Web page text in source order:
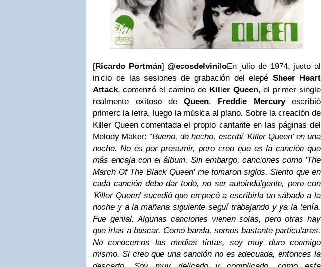
[Ricardo Portmán] @ecosdelviniloEn julio de 1974, justo al
inicio de las sesiones de grabación del elepéSheer Heart
Attack, comenzó el camino de Killer Queen, el primer single
realmente exitoso de Queen. Freddie Mercuryescribió
primero la letra, luego la música al piano. Sobre la creación de
Killer Queen comentada el propio cantante en las páginas del
Melody Maker: "Bueno, de hecho, escribí 'Killer Queen' en una
noche. No es por presumir, pero creo que es la canción que
más encaja con el álbum. Sin embargo, canciones como 'The
March Of The Black Queen' me tomaron siglos. Siento que en
cada canción debo dar todo, no ser autoindulgente, pero con
'Killer Queen' sucedió que empecé a escribirla un sábado a la
noche y a la mañana siguiente seguí trabajando y ya la tenía.
Fue genial. Algunas canciones vienen solas, pero otras hay
que irlas a buscar. Como banda, somos bastante particulares.
No conocemos las medias tintas, soy muy duro conmigo
mismo. Si creo que una canción no es adecuada, entonces la